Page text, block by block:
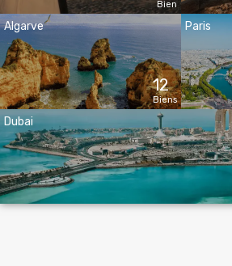
Bien
Algarve
12
Biens
Paris
Dubai